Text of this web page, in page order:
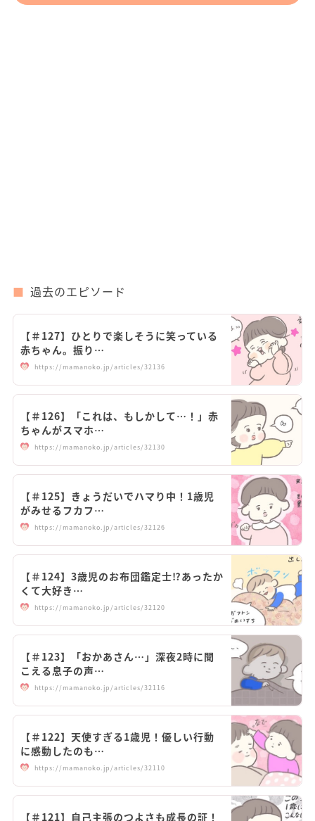
過去のエピソード
【＃127】ひとりで楽しそうに笑っている
赤ちゃん。振り…
https://mamanoko.jp/articles/32136
【＃126】「これは、もしかして…！」赤
ちゃんがスマホ…
https://mamanoko.jp/articles/32130
【＃125】きょうだいでハマり中！1歳児
がみせるフカフ…
https://mamanoko.jp/articles/32126
【＃124】3歳児のお布団鑑定士⁉︎あったか
くて大好き…
https://mamanoko.jp/articles/32120
【＃123】「おかあさん…」深夜2時に聞
こえる息子の声…
https://mamanoko.jp/articles/32116
【＃122】天使すぎる1歳児！優しい行動
に感動したのも…
https://mamanoko.jp/articles/32110
【＃121】自己主張のつよさも成長の証！